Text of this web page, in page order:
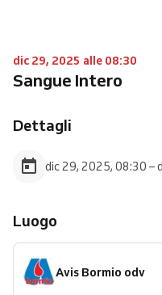
dic 29, 2025 alle 08:30
Sangue Intero
Dettagli
dic 29, 2025, 08:30 –
Luogo
Avis Bormio odv